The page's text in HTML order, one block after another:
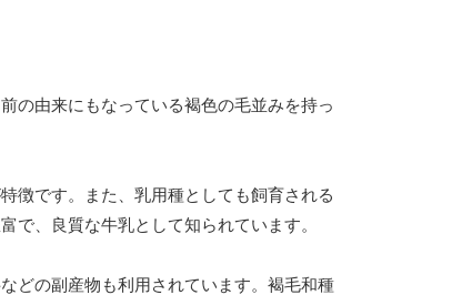
の由来にもなっている褐色の毛並みを持っ
徴です。また、乳用種としても飼育される
で、良質な牛乳として知られています。
どの副産物も利用されています。褐毛和種